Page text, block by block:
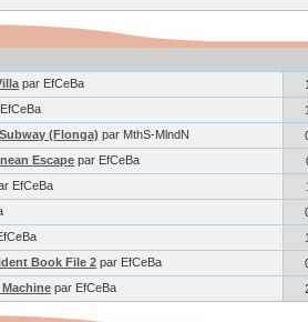
par EfCeBa
(Flonga) par MthS-MlndN
Escape par EfCeBa
EfCeBa
Book File 2 par EfCeBa
par EfCeBa